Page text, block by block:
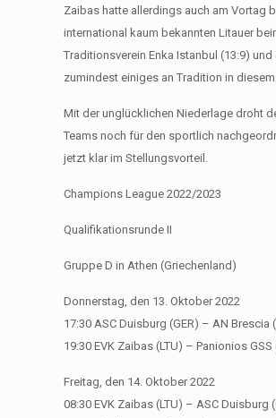
Zaibas hatte allerdings auch am Vortag
international kaum bekannten Litauer
Traditionsverein Enka Istanbul (13:9)
zumindest einiges an Tradition in
Mit der unglücklichen Niederlage droht
Teams noch für den sportlich
jetzt klar im Stellungsvorteil.
Champions League 2022/2023
Qualifikationsrunde II
Gruppe D in Athen (Griechenland)
Donnerstag, den 13. Oktober 2022
17:30 ASC Duisburg (GER) – AN Brescia
19:30 EVK Zaibas (LTU) – Panionios GSS
Freitag, den 14. Oktober 2022
08:30 EVK Zaibas (LTU) – ASC Duisburg